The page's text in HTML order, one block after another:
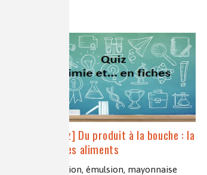
[Quiz] Du produit à la bouche : la
chimie des aliments
alimentation, émulsion, mayonnaise